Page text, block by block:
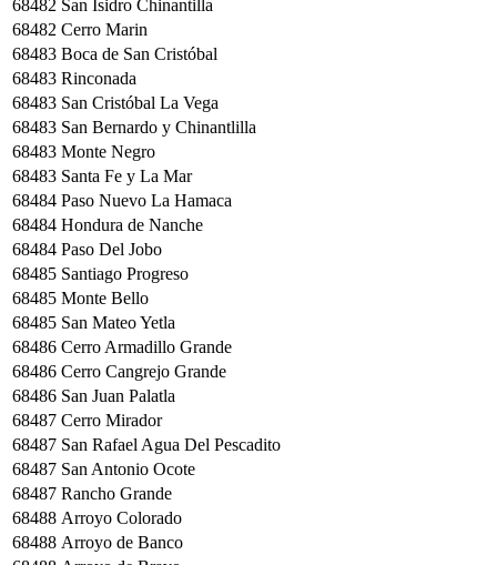
68482 San Isidro Chinantilla
68482 Cerro Marin
68483 Boca de San Cristóbal
68483 Rinconada
68483 San Cristóbal La Vega
68483 San Bernardo y Chinantlilla
68483 Monte Negro
68483 Santa Fe y La Mar
68484 Paso Nuevo La Hamaca
68484 Hondura de Nanche
68484 Paso Del Jobo
68485 Santiago Progreso
68485 Monte Bello
68485 San Mateo Yetla
68486 Cerro Armadillo Grande
68486 Cerro Cangrejo Grande
68486 San Juan Palatla
68487 Cerro Mirador
68487 San Rafael Agua Del Pescadito
68487 San Antonio Ocote
68487 Rancho Grande
68488 Arroyo Colorado
68488 Arroyo de Banco